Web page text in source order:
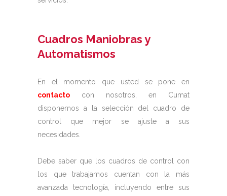
Cuadros Maniobras y
Automatismos
En el momento que usted se pone en
contacto con nosotros, en Cumat
disponemos a la selección del cuadro de
control que mejor se ajuste a sus
necesidades.
Debe saber que los cuadros de control con
los que trabajamos cuentan con la más
avanzada tecnología, incluyendo entre sus